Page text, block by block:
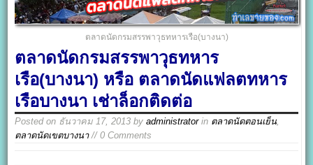
ตลาดนัดกรมสรรพาวุธทหารเรือ(บางนา)
ตลาดนัดกรมสรรพาวุธทหาร
เรือ(บางนา) หรือ ตลาดนัดแฟลตทหาร
เรือบางนา เช่าล็อกติดต่อ
Posted on ธันวาคม 17, 2013 byadministratorin ตลาดนัดตอนเย็น,
ตลาดนัดเขตบางนา// 0 Comments